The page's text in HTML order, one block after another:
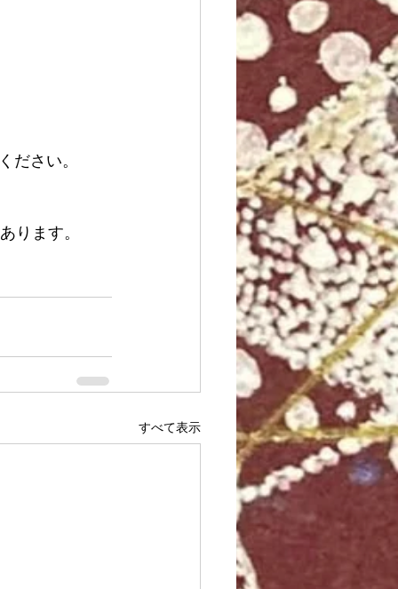
ださい。
ります。
すべて表示